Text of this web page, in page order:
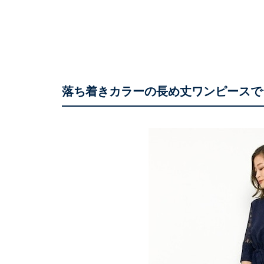
落ち着きカラーの長め丈ワンピース